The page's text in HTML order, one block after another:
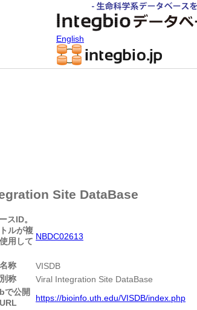
English
Site DataBase
スID。
ルが複
用して NBDC02613
称
VISDB
称
Viral Integration Site DataBase
で公開
https://bioinfo.uth.edu/VISDB/index.php